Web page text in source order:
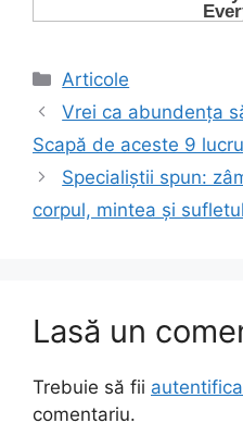
Categorii
Articole
Vrei ca abundența
Scapă de aceste 9
Specialiștii spun:
corpul, mintea și sufletul
Lasă un
Trebuie să fii
comentariu.